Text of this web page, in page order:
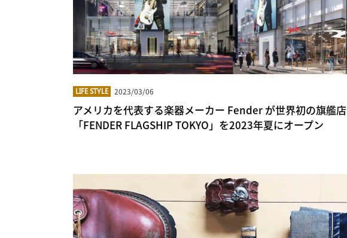
LIFE STYLE 2023/03/06
アメリカを代表する楽器メーカー Fender が世界初の旗艦店
「FENDER FLAGSHIP TOKYO」を2023年夏にオープン